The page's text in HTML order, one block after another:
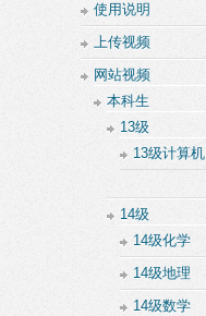
使用说明
上传视频
网站视频
本科生
13级
13级计算机
14级
14级化学
14级地理
14级数学